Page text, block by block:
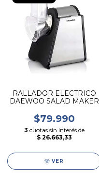
RALLADOR ELECTRICO
DAEWOO SALAD MAKER
$79.990
3 cuotas sin interés de
$ 26.663,33
VER